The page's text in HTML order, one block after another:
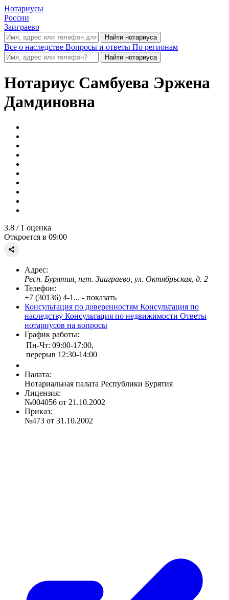
Нотариусы
России
Заиграево
Все о наследстве Вопросы и ответы По регионам
Нотариус Самбуева Эржена
Дамдиновна
3.8 / 1 оценка
Откроется в 09:00
Адрес:
Респ. Бурятия, пгт. Заиграево, ул. Октябрьская, д. 2
Телефон:
+7 (30136) 4-1... - показать
Консультация по доверенностям Консультация по
наследству Консультация по недвижимости Ответы
нотариусов на вопросы
График работы:
Пн-Чт: 09:00-17:00,
перерыв 12:30-14:00
Палата:
Нотариальная палата Республики Бурятия
Лицензия:
№004056 от 21.10.2002
Приказ:
№473 от 31.10.2002